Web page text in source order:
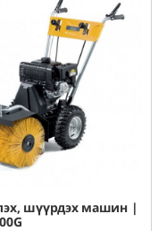
шүүрдэх машин |